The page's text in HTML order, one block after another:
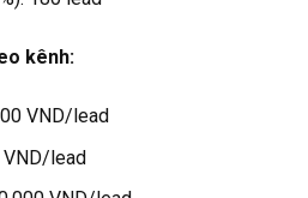
kênh:
VND/lead
VND/lead